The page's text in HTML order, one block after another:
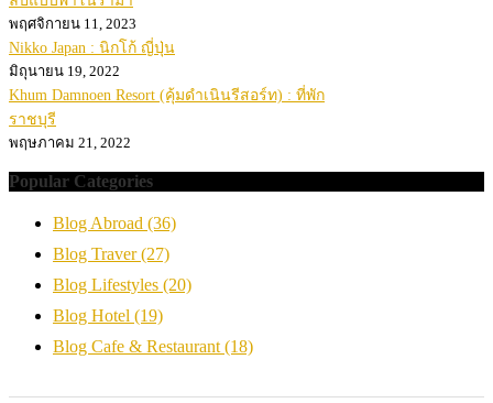
พฤศจิกายน 11, 2023
Nikko Japan : นิกโก้ ญี่ปุ่น
มิถุนายน 19, 2022
Khum Damnoen Resort (คุ้มดำเนินรีสอร์ท) : ที่พัก
ราชบุรี
พฤษภาคม 21, 2022
Popular Categories
Blog Abroad (36)
Blog Traver(27)
Blog Lifestyles (20)
Blog Hotel (19)
Blog Cafe & Restaurant (18)